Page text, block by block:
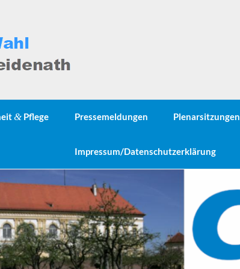
& Pflege Pressemeldungen Plenarsitzungen
Impressum/Datenschutzerklärung